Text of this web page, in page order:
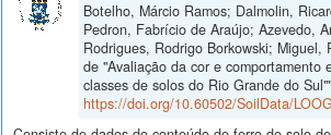
Botelho, Márcio Ramos; Dalmolin,
Pedron, Fabrício de Araújo; Azevedo,
Rodrigues, Rodrigo Borkowski; Miguel,
de "Avaliação da cor e comportamento
classes de solos do Rio Grande do
https://doi.org/10.60502/SoilData/